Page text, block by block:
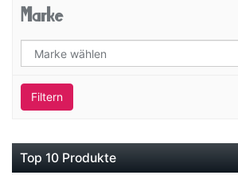
Marke
Filtern
Top 10 Produkte